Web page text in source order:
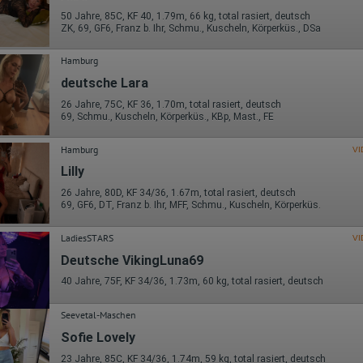
von Google zusammengeführt.
Erhobene Informationen zum Besucherverhalten sind folgende:
Herkunft (Land und Stadt)
Sprache
Betriebssystem
Gerät (PC, Tablet-PC oder Smartphone)
Browser und alle verwendeten Add-ons
Auflösung des Computers
Besucherquelle (Facebook, Suchmaschine oder verweisende
Webseite)
Welche Dateien wurden heruntergeladen?
Welche Videos angeschaut?
Wurden Werbebanner angeklickt?
Wohin ging der Besucher? Klickte er auf weitere Seiten des Portals
oder hat er sie komplett verlassen?
Wie lange blieb der Besucher?
der Verarbeitung:
Europäische Union & USA
nutzen Hotjar als Webanalysedient. Es wird verwendet, um Daten
über das Benutzerverhalten zu sammeln. Hotjar kann auch im Rahmen
Umfragen und Feedbackfunktionen, die auf unserer Website
sind, von Ihnen bereitgestellte Informationen verarbeiten.
50 Jahre, 85C, KF 40, 1.79m, 66 kg, total rasiert, deutsch
ZK, 69, GF6, Franz b. Ihr, Schmu., Kuscheln, Körperküs., DSa
Hamburg
deutsche Lara
26 Jahre, 75C, KF 36, 1.70m, total rasiert, deutsch
69, Schmu., Kuscheln, Körperküs., KBp, Mast., FE
Hamburg
Lilly
26 Jahre, 80D, KF 34/36, 1.67m, total rasiert, deutsch
69, GF6, DT, Franz b. Ihr, MFF, Schmu., Kuscheln, Körperküs.
LadiesSTARS
Deutsche VikingLuna69
40 Jahre, 75F, KF 34/36, 1.73m, 60 kg, total rasiert, deutsch
Seevetal-Maschen
Sofie Lovely
23 Jahre, 85C, KF 34/36, 1.74m, 59 kg, total rasiert, deutsch